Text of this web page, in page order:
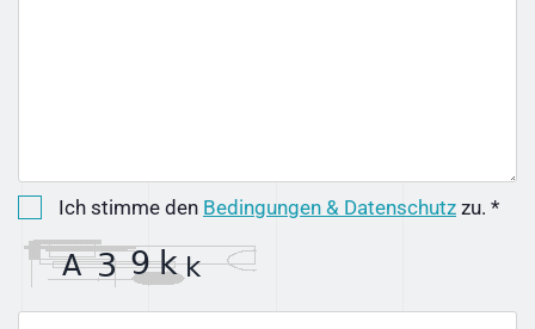
Ich stimme den Bedingungen & Datenschutz zu. *